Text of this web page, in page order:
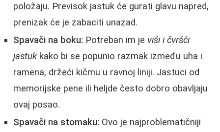
položaju. Previsok jastuk će gurati glavu napred,
prenizak će je zabaciti unazad.
Spavači na boku: Potreban im je viši i čvršći
jastukkako bi se popunio razmak između uha i
ramena, držeći kičmu u ravnoj liniji. Jastuci od
memorijske pene ili heljde često dobro obavljaju
ovaj posao.
Spavači na stomaku: Ovo je najproblematičniji